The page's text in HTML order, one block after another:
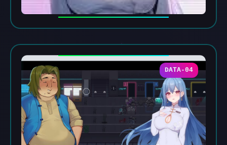
DATA-04